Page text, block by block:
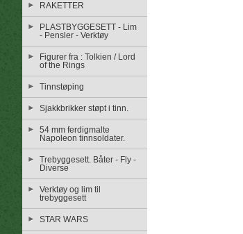
RAKETTER
PLASTBYGGESETT - Lim
- Pensler - Verktøy
Figurer fra : Tolkien / Lord
of the Rings
Tinnstøping
Sjakkbrikker støpt i tinn.
54 mm ferdigmalte
Napoleon tinnsoldater.
Trebyggesett. Båter - Fly -
Diverse
Verktøy og lim til
trebyggesett
STAR WARS